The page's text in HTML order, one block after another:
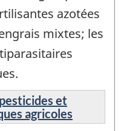
azotées
mixtes; les
et
agricoles